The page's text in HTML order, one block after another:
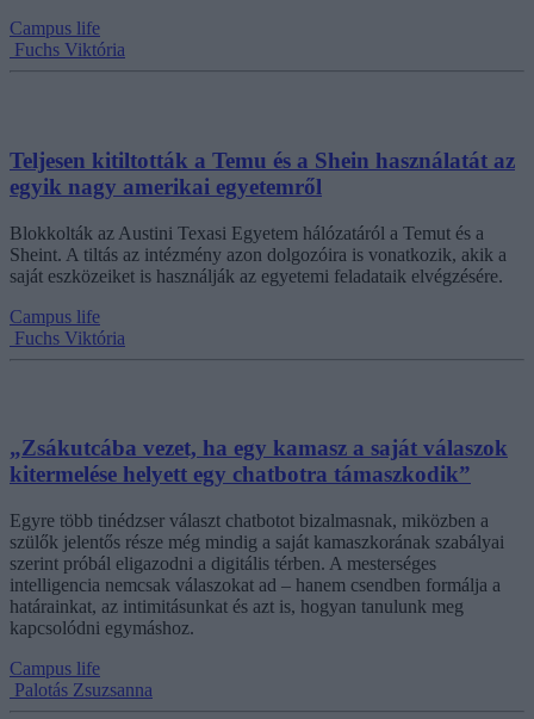
Campus life
Fuchs Viktória
Teljesen kitiltották a Temu és a Shein használatát az
egyik nagy amerikai egyetemről
Blokkolták az Austini Texasi Egyetem hálózatáról a Temut és a
Sheint. A tiltás az intézmény azon dolgozóira is vonatkozik, akik a
saját eszközeiket is használják az egyetemi feladataik elvégzésére.
Campus life
Fuchs Viktória
„Zsákutcába vezet, ha egy kamasz a saját válaszok
kitermelése helyett egy chatbotra támaszkodik”
Egyre több tinédzser választ chatbotot bizalmasnak, miközben a
szülők jelentős része még mindig a saját kamaszkorának szabályai
szerint próbál eligazodni a digitális térben. A mesterséges
intelligencia nemcsak válaszokat ad – hanem csendben formálja a
határainkat, az intimitásunkat és azt is, hogyan tanulunk meg
kapcsolódni egymáshoz.
Campus life
Palotás Zsuzsanna